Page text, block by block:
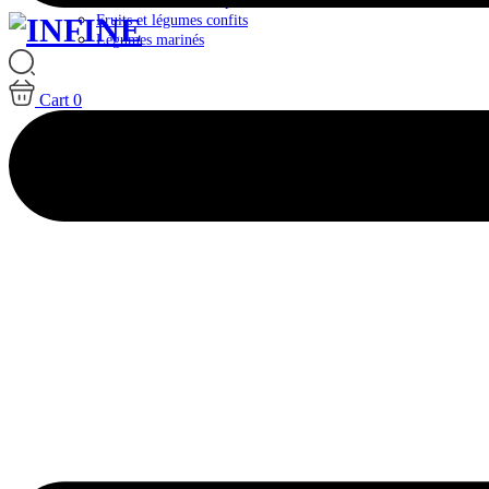
Fruits et légumes confits
Légumes marinés
Cart 0